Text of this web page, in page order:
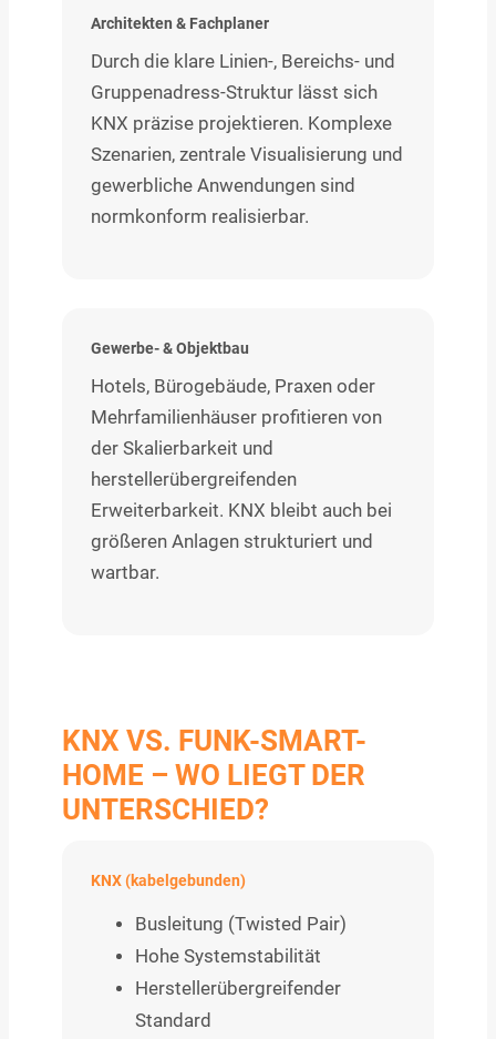
Architekten & Fachplaner
Durch die klare Linien-, Bereichs- und
Gruppenadress-Struktur lässt sich
KNX präzise projektieren. Komplexe
Szenarien, zentrale Visualisierung und
gewerbliche Anwendungen sind
normkonform realisierbar.
Gewerbe- & Objektbau
Hotels, Bürogebäude, Praxen oder
Mehrfamilienhäuser profitieren von
der Skalierbarkeit und
herstellerübergreifenden
Erweiterbarkeit. KNX bleibt auch bei
größeren Anlagen strukturiert und
wartbar.
KNX VS. FUNK-SMART-
HOME – WO LIEGT DER
UNTERSCHIED?
KNX (kabelgebunden)
Busleitung (Twisted Pair)
Hohe Systemstabilität
Herstellerübergreifender
Standard